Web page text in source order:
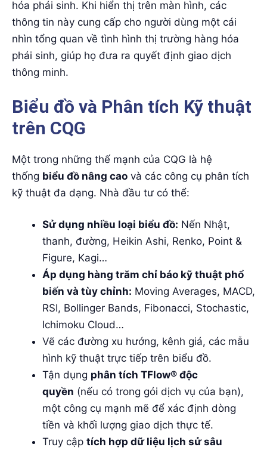
hóa phái sinh. Khi hiển thị trên màn hình, các
thông tin này cung cấp cho người dùng một cái
nhìn tổng quan về tình hình thị trường hàng hóa
phái sinh, giúp họ đưa ra quyết định giao dịch
thông minh.
Biểu đồ và Phân tích Kỹ thuật
trên CQG
Một trong những thế mạnh của CQG là hệ
thống biểu đồ nâng cao và các công cụ phân tích
kỹ thuật đa dạng. Nhà đầu tư có thể:
Sử dụng nhiều loại biểu đồ: Nến Nhật,
thanh, đường, Heikin Ashi, Renko, Point &
Figure, Kagi…
Áp dụng hàng trăm chỉ báo kỹ thuật phổ
biến và tùy chỉnh: Moving Averages, MACD,
RSI, Bollinger Bands, Fibonacci, Stochastic,
Ichimoku Cloud…
Vẽ các đường xu hướng, kênh giá, các mẫu
hình kỹ thuật trực tiếp trên biểu đồ.
Tận dụng phân tích TFlow® độc
quyền (nếu có trong gói dịch vụ của bạn),
một công cụ mạnh mẽ để xác định dòng
tiền và khối lượng giao dịch thực tế.
Truy cập tích hợp dữ liệu lịch sử sâu